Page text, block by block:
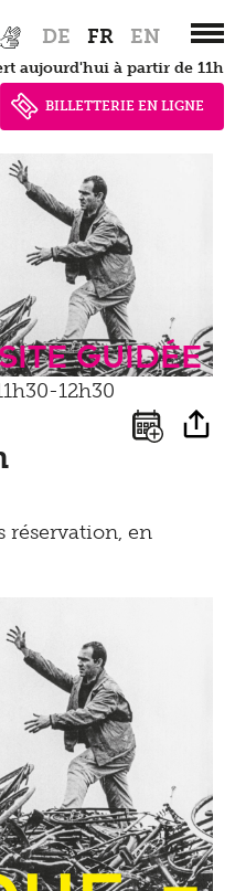
DE FR EN
aujourd'hui à partir de 11h
BILLETTERIE EN LIGNE
guidée
12h30
réservation, en